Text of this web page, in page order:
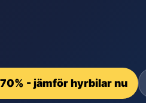
- jämför hyrbilar nu